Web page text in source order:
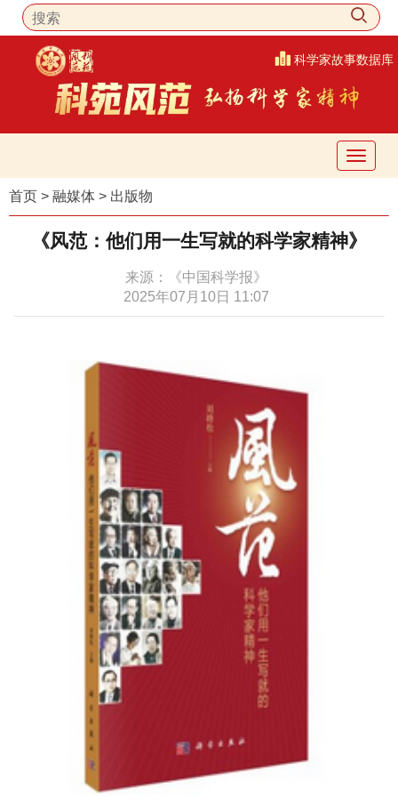
科学家故事数据库
首页 > 融媒体 > 出版物
《风范：他们用一生写就的科学家精神》
来源：《中国科学报》
2025年07月10日 11:07